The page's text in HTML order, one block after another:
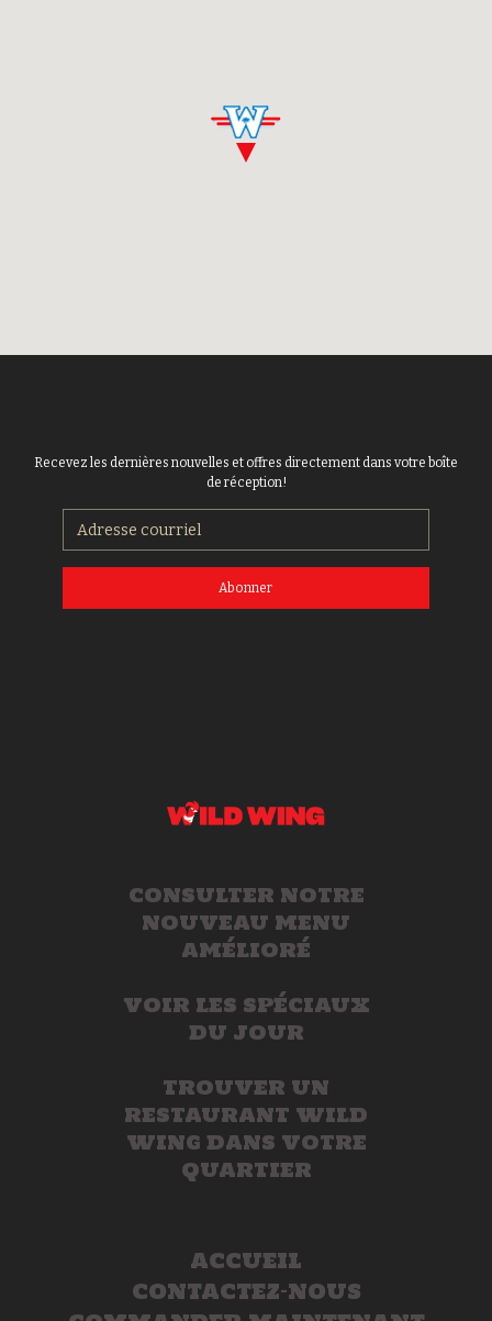
Recevez les dernières nouvelles et offres directement dans votre boîte
de réception!
Abonner
CONSULTER NOTRE
NOUVEAU MENU
AMÉLIORÉ
VOIR LES SPÉCIAUX
DU JOUR
TROUVER UN
RESTAURANT WILD
WING DANS VOTRE
QUARTIER
ACCUEIL
CONTACTEZ-NOUS